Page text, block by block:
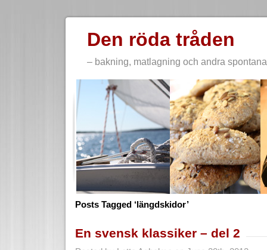
Den röda tråden
– bakning, matlagning och andra
Posts Tagged ‘längdskidor’
En svensk klassiker – del 2